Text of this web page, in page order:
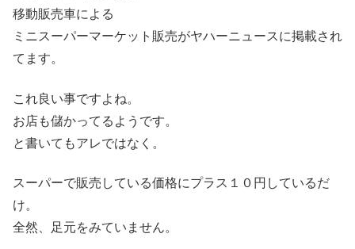
移動販売車による
ミニスーパーマーケット販売がヤハーニュースに掲載され
てます。
これ良い事ですよね。
お店も儲かってるようです。
と書いてもアレではなく。
スーパーで販売している価格にプラス１０円しているだ
け。
全然、足元をみていません。